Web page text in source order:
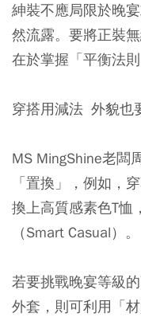
紳裝不應局限於晚
然流露。要將正裝
在於掌握「平衡法則
穿搭用減法 外貌也
MS MingShine老闆
「置換」，例如，
換上高質感素色T恤
（Smart Casual）。
若要挑戰晚宴等級
外套，則可利用「